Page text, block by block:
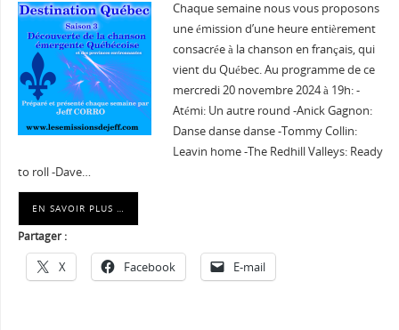
Chaque semaine nous vous proposons
une émission d’une heure entièrement
consacrée à la chanson en français, qui
vient du Québec. Au programme de ce
mercredi 20 novembre 2024 à 19h: -
Atémi: Un autre round -Anick Gagnon:
Danse danse danse -Tommy Collin:
Leavin home -The Redhill Valleys: Ready
to roll -Dave…
EN SAVOIR PLUS …
Partager :
X Facebook E-mail